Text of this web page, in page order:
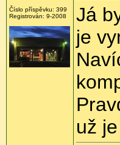
Číslo příspěvku: 399
Registrován: 9-2008
Já
je
už